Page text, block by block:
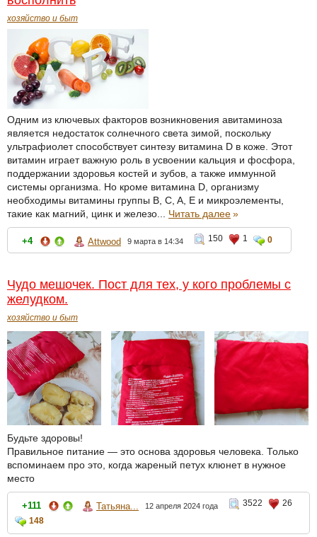
хозяйство и быт
Одним из ключевых факторов возникновения авитаминоза
является недостаток солнечного света зимой, поскольку
ультрафиолет способствует синтезу витамина D в коже. Этот
витамин играет важную роль в усвоении кальция и фосфора,
поддержании здоровья костей и зубов, а также иммунной
системы организма. Но кроме витамина D, организму
необходимы витамины группы B, C, A, E и микроэлементы,
такие как магний, цинк и железо... Читать далее»
+4 Attwood 9 марта в 14:34 150 1 0
Чудо мешочек. Пост для тех, у кого проблемы с
желудком.
хозяйство и быт
Будьте здоровы!
Правильное питание — это основа здоровья человека. Только
вспоминаем про это, когда жареный петух клюнет в нужное
место
+111 Татьяна... 12 апреля 2024 года 3522
26
148